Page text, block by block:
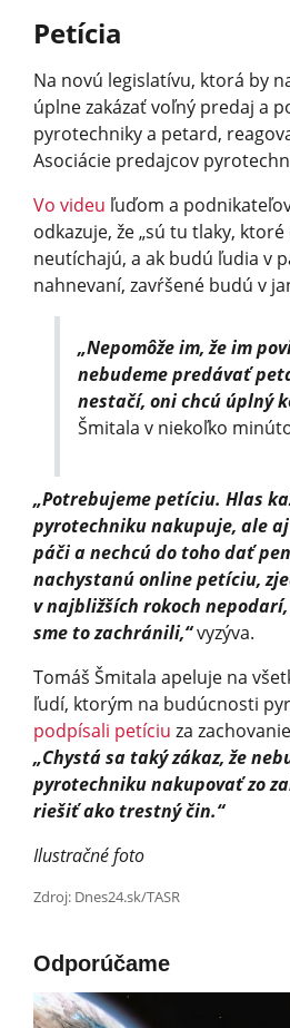
Petícia
Na novú legislatívu, ktorá by
úplne zakázať voľný predaj a
pyrotechniky a petard,
Asociácie predajcov
Vo videu ľuďom a
odkazuje, že „sú tu tlaky,
neutíchajú, a ak budú ľudia v
nahnevaní, zavŕšené budú v
„Nepomôže im, že im
nebudeme predávať
nestačí, oni chcú úplný
Šmitala v niekoľko
„Potrebujeme petíciu. Hlas
pyrotechniku nakupuje, ale
páči a nechcú do toho dať
nachystanú online petíciu,
v najbližších rokoch
sme to zachránili,“vyzýva.
Tomáš Šmitala apeluje na
ľudí, ktorým na budúcnosti
podpísali petíciu za
„Chystá sa taký zákaz, že
pyrotechniku nakupovať zo
riešiť ako trestný čin.“
Ilustračné foto
Zdroj: Dnes24.sk/TASR
Odporúčame